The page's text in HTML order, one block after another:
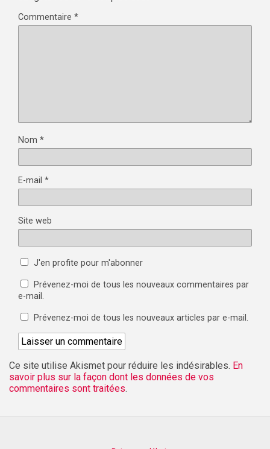
Commentaire *
Nom *
E-mail *
Site web
J'en profite pour m'abonner
Prévenez-moi de tous les nouveaux commentaires par
e-mail.
Prévenez-moi de tous les nouveaux articles par e-mail.
Ce site utilise Akismet pour réduire les indésirables. En
savoir plus sur la façon dont les données de vos
commentaires sont traitées.